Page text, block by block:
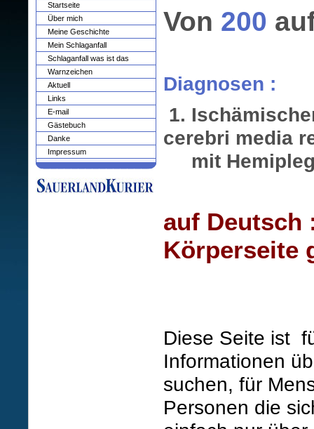
Startseite
Über mich
Meine Geschichte
Mein Schlaganfall
Schlaganfall was ist das
Warnzeichen
Aktuell
Links
E-mail
Gästebuch
Danke
Impressum
Von 200
Diagnosen :
1.
cerebri media
mit
auf Deutsch
Körperseite
Diese Seite ist
Informationen
suchen, für
Personen die